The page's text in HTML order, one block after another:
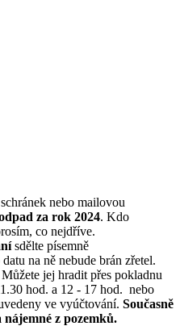
nebo mailovou
za rok 2024. Kdo
co nejdříve.
sdělte písemně
na ně nebude brán zřetel.
Můžete jej hradit přes pokladnu
hod. a 12 - 17 hod. nebo
ve vyúčtování. Současně
z pozemků.